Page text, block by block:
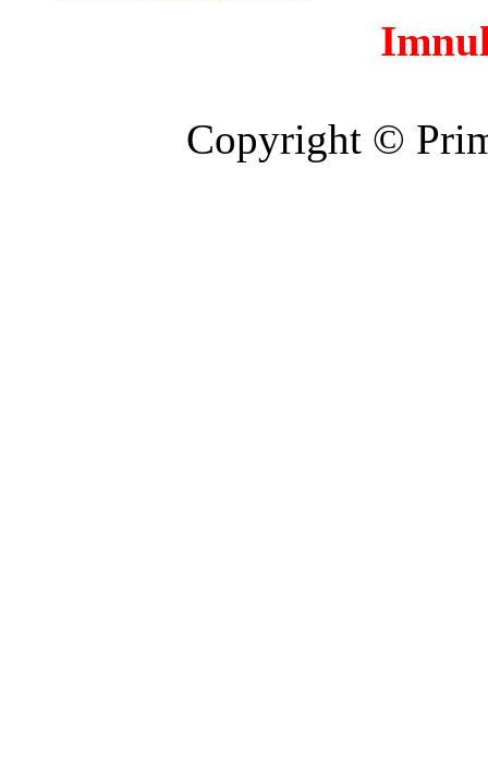
Copyright ©